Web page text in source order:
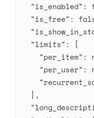
  "is_enabled"
:
  "is_free"
:
  "limits"
: {
    "per_item"
:
    "per_user"
:
  },